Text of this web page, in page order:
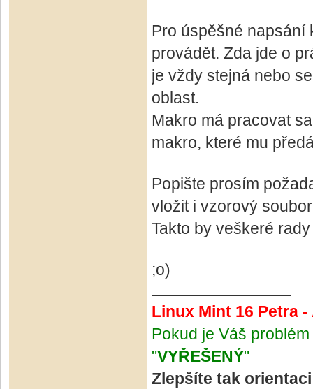
Pro úspěšné napsání
provádět. Zda jde o
je vždy stejná nebo
oblast.
Makro má pracovat
makro, které mu
Popište prosím
vložit i vzorový
Takto by veškeré
;o)
Linux Mint 16 Petra
Pokud je Váš
"VYŘEŠENÝ"
Zlepšíte tak